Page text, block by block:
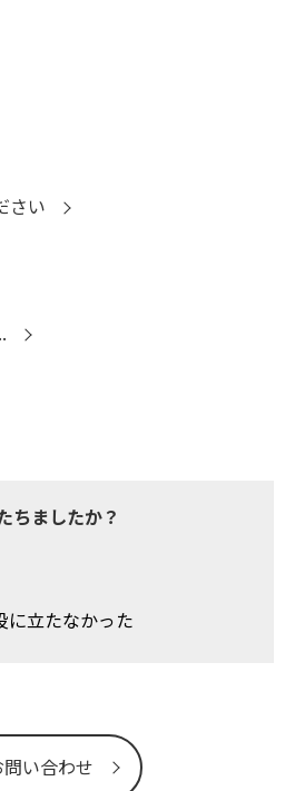
さい
ちましたか？
に立たなかった
い合わせ